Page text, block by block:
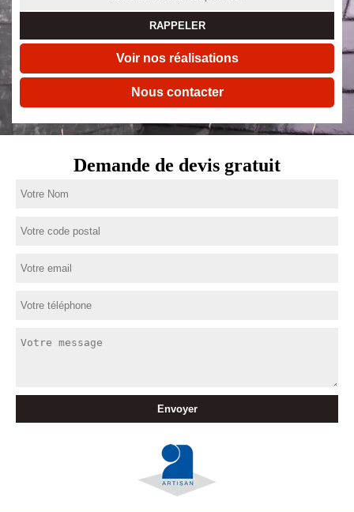
Voir nos réalisations
Nous contacter
Demande de devis gratuit